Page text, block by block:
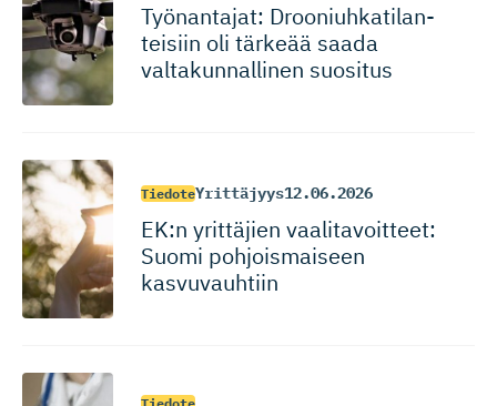
Työnantajat: Drooniuhka­ti­lan­
teisiin oli tärkeää saada
valtakunnallinen suositus
TiedoteYrittäjyys12.06.2026
EK:n yrittäjien vaalitavoitteet:
Suomi pohjoismaiseen
kasvuvauhtiin